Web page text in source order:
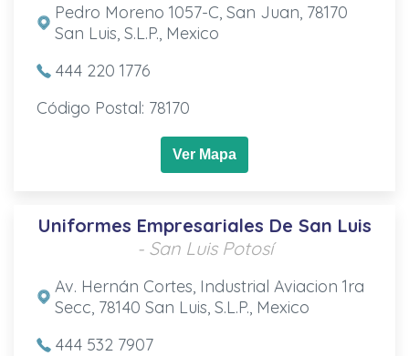
Pedro Moreno 1057-C, San Juan, 78170
San Luis, S.L.P., Mexico
444 220 1776
Código Postal: 78170
Ver Mapa
Uniformes Empresariales De San Luis
- San Luis Potosí
Av. Hernán Cortes, Industrial Aviacion 1ra
Secc, 78140 San Luis, S.L.P., Mexico
444 532 7907